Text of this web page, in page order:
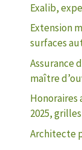
Exalib,
Extension
surfaces
Assurance
maître
2025,
Architecte